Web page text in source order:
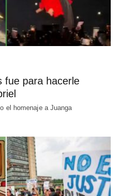
fue para hacerle
el homenaje a Juanga